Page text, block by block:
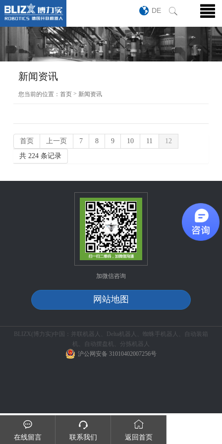
DE
新闻资讯
您当前的位置：首页 > 新闻资讯
首页 上一页 7 8 9 10 11
12
共 224 条记录
加微信咨询
网站地图
BLIZX(博力实)中国：并联机器人、Delta机器人、蜘蛛手机器人、自动装箱
机、自动摆盘机、分拣机器人
沪公网安备 31010402007256号

在线留言

联系我们

返回首页